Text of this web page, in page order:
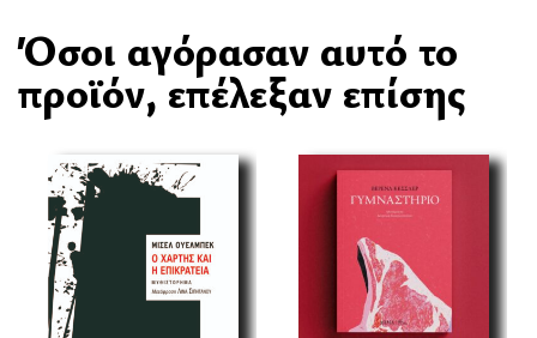
Όσοι αγόρασαν αυτό το
προϊόν, επέλεξαν επίσης